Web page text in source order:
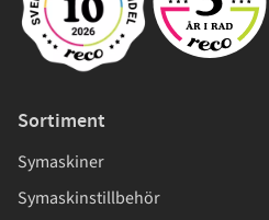
Sortiment
Symaskiner
Symaskinstillbehör